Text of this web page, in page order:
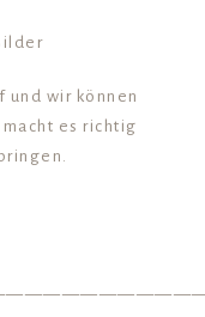
und wir können
es richtig